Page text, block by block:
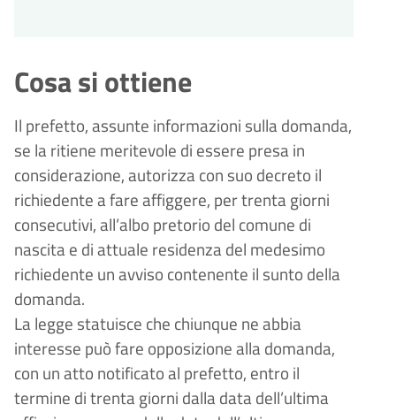
Cosa si ottiene
Il prefetto, assunte informazioni sulla domanda,
se la ritiene meritevole di essere presa in
considerazione, autorizza con suo decreto il
richiedente a fare affiggere, per trenta giorni
consecutivi, all’albo pretorio del comune di
nascita e di attuale residenza del medesimo
richiedente un avviso contenente il sunto della
domanda.
La legge statuisce che chiunque ne abbia
interesse puòfare opposizione alla domanda,
con un atto notificato al prefetto, entro il
termine di trenta giorni dalla data dell’ultima